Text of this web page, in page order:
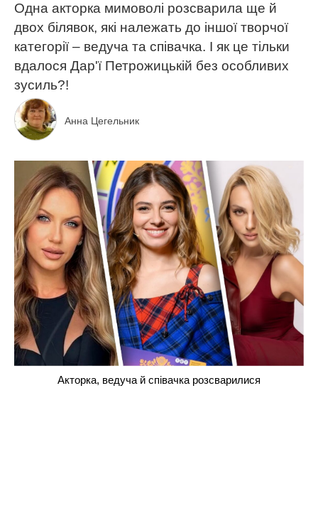
Одна акторка мимоволі розсварила ще й
двох білявок, які належать до іншої творчої
категорії – ведуча та співачка. І як це тільки
вдалося Дар'ї Петрожицькій без особливих
зусиль?!
Анна Цегельник
Акторка, ведуча й співачка розсварилися